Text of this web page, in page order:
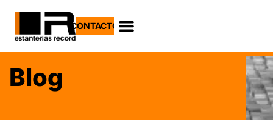
CONTACTO
Blog